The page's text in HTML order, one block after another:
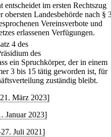
im ersten Rechtszug
Landesbehörde nach §
Vereinsverbote und
erlassenen Verfügungen.
4 des
des
ein Spruchkörper, der in einem
3 bis 15 tätig geworden ist, für
zuständig bleibt.
März 2023]
Januar 2023]
Juli 2021]